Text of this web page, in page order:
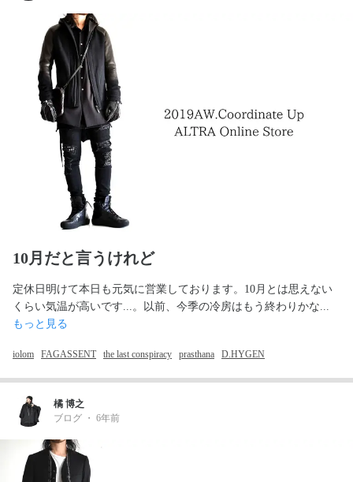
10月だと言うけれど
定休日明けて本日も元気に営業しております。10月とは思えない
もっと見る
iolom FAGASSENT the last conspiracy prasthana D.HYGEN
橘 博之
ブログ ・ 6年前